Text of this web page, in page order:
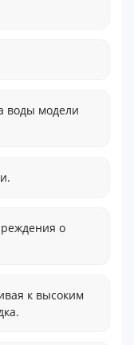
воды модели
о
к высоким